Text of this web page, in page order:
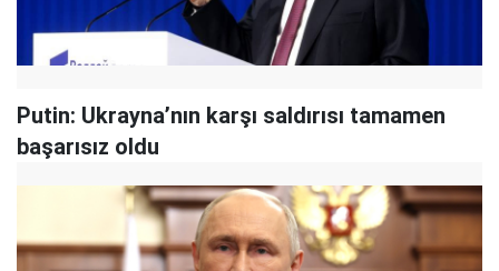
Putin: Ukrayna’nın karşı saldırısı tamamen
başarısız oldu